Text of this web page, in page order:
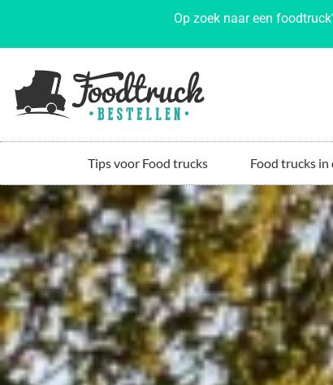
Op zoek naar een
Tips voor Food trucks Food trucks in